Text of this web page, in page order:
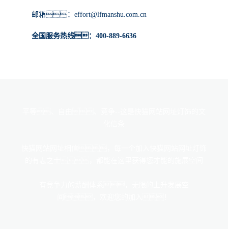
邮箱：effort@lfmanshu.com.cn
全国服务热线：400-889-6636